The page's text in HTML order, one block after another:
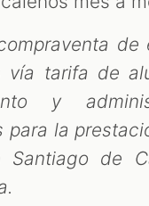
de
tarifa de
y
la
de